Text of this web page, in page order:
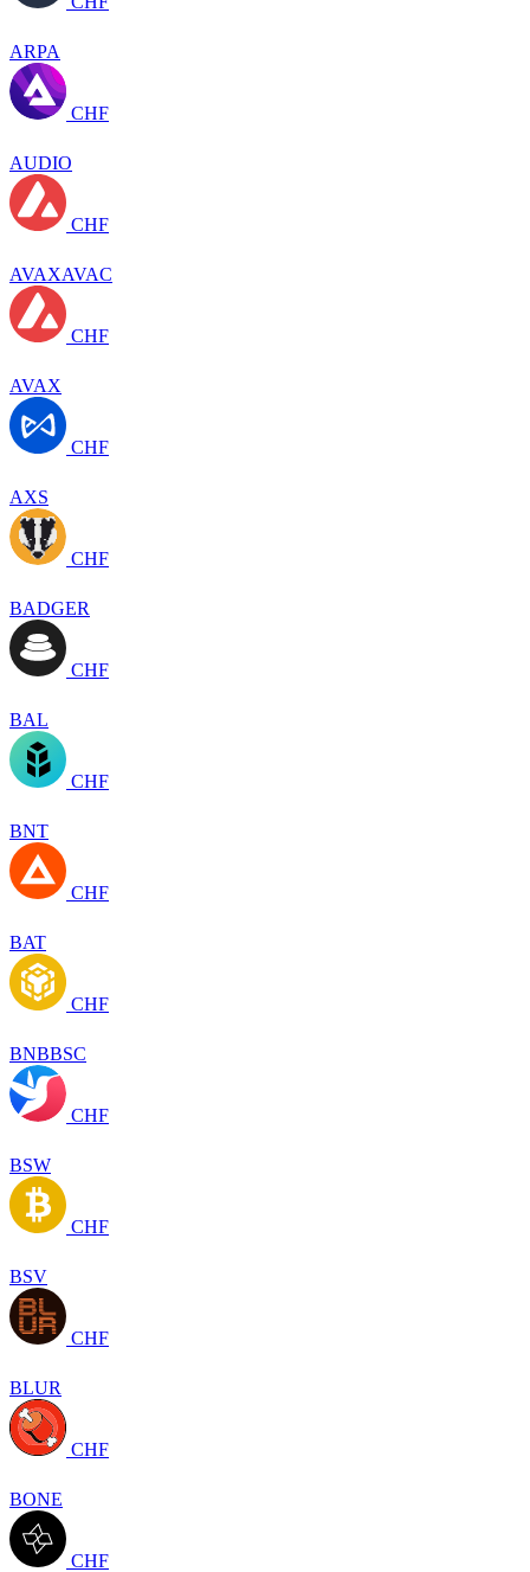
ARPA
CHF
AUDIO
CHF
AVAXAVAC
CHF
AVAX
CHF
AXS
CHF
BADGER
CHF
BAL
CHF
BNT
CHF
BAT
CHF
BNBBSC
CHF
BSW
CHF
BSV
CHF
BLUR
CHF
BONE
CHF